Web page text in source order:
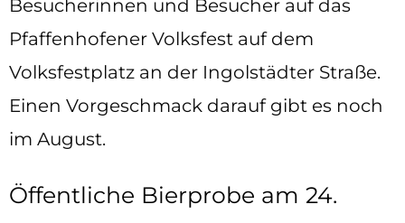
Besucherinnen und Besucher auf das
Pfaffenhofener Volksfest auf dem
Volksfestplatz an der Ingolstädter Straße.
Einen Vorgeschmack darauf gibt es noch
im August.
Öffentliche Bierprobe am 24.